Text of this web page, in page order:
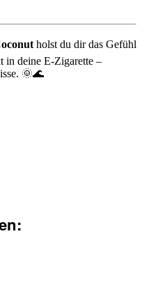
holst du dir das Gefühl
in deine E-Zigarette –
🌞🌊